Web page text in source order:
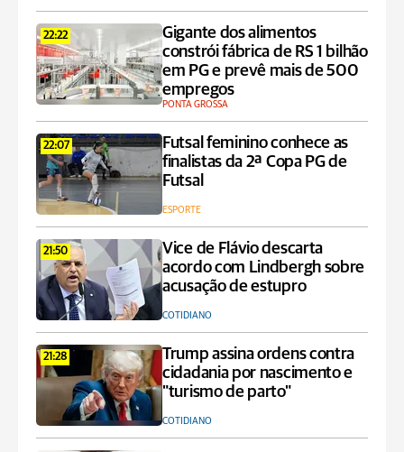
22:22
Gigante dos alimentos
constrói fábrica de RS 1 bilhão
em PG e prevê mais de 500
empregos
PONTA GROSSA
22:07
Futsal feminino conhece as
finalistas da 2ª Copa PG de
Futsal
ESPORTE
21:50
Vice de Flávio descarta
acordo com Lindbergh sobre
acusação de estupro
COTIDIANO
21:28
Trump assina ordens contra
cidadania por nascimento e
"turismo de parto"
COTIDIANO